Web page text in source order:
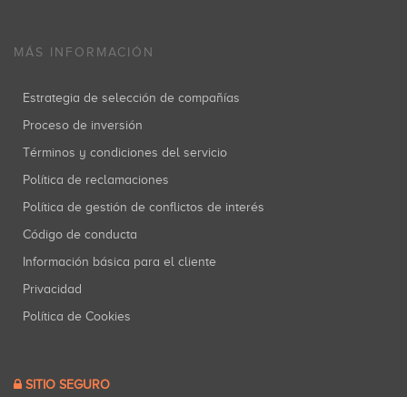
MÁS INFORMACIÓN
Estrategia de selección de compañías
Proceso de inversión
Términos y condiciones del servicio
Política de reclamaciones
Política de gestión de conflictos de interés
Código de conducta
Información básica para el cliente
Privacidad
Política de Cookies
SITIO SEGURO